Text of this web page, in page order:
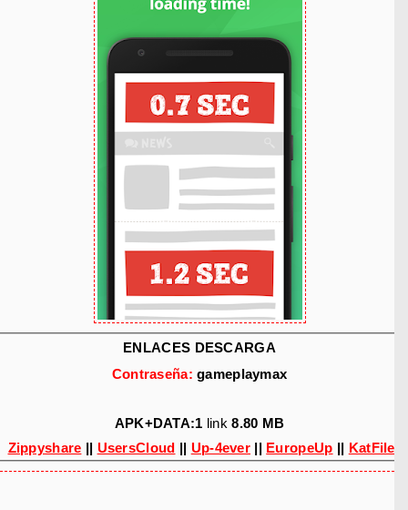
ENLACES DESCARGA
Contraseña: gameplaymax
APK+DATA:1 link 8.80 MB
Zippyshare
UsersCloud Up-4ever EuropeUp KatFile